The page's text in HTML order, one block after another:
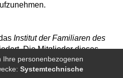
Institut der Familiaren des
Die Mitglieder dieses
Marianer genannt, sind
Standes, die nach
personenbezogenen
Systemtechnische